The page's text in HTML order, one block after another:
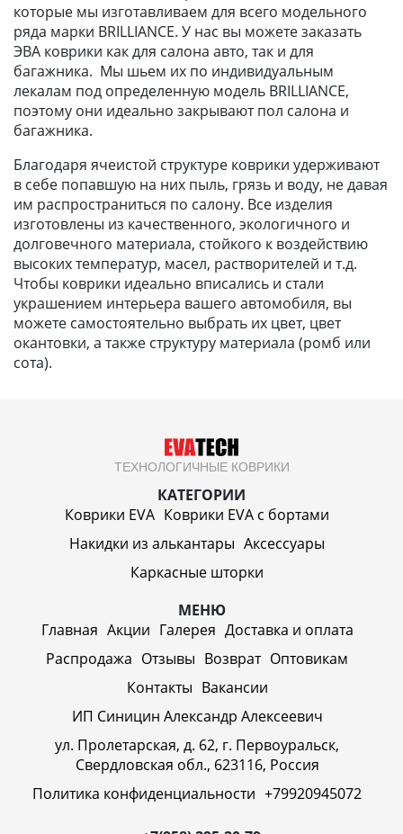
которые мы изготавливаем для всего модельного
ряда марки BRILLIANCE. У нас вы можете заказать
ЭВА коврики как для салона авто, так и для
багажника. Мы шьем их по индивидуальным
лекалам под определенную модель BRILLIANCE,
поэтому они идеально закрывают пол салона и
багажника.
Благодаря ячеистой структуре коврики удерживают
в себе попавшую на них пыль, грязь и воду, не давая
им распространиться по салону. Все изделия
изготовлены из качественного, экологичного и
долговечного материала, стойкого к воздействию
высоких температур, масел, растворителей и т.д.
Чтобы коврики идеально вписались и стали
украшением интерьера вашего автомобиля, вы
можете самостоятельно выбрать их цвет, цвет
окантовки, а также структуру материала (ромб или
сота).
ТЕХНОЛОГИЧНЫЕ КОВРИКИ
КАТЕГОРИИ
Коврики EVA Коврики EVA c бортами
Накидки из алькантары Аксессуары
Каркасные шторки
МЕНЮ
Главная Акции Галерея Доставка и оплата
Распродажа Отзывы Возврат Оптовикам
Контакты Вакансии
ИП Синицин Александр Алексеевич
ул. Пролетарская, д. 62, г. Первоуральск,
Свердловская обл., 623116, Россия
Политика конфиденциальности +79920945072